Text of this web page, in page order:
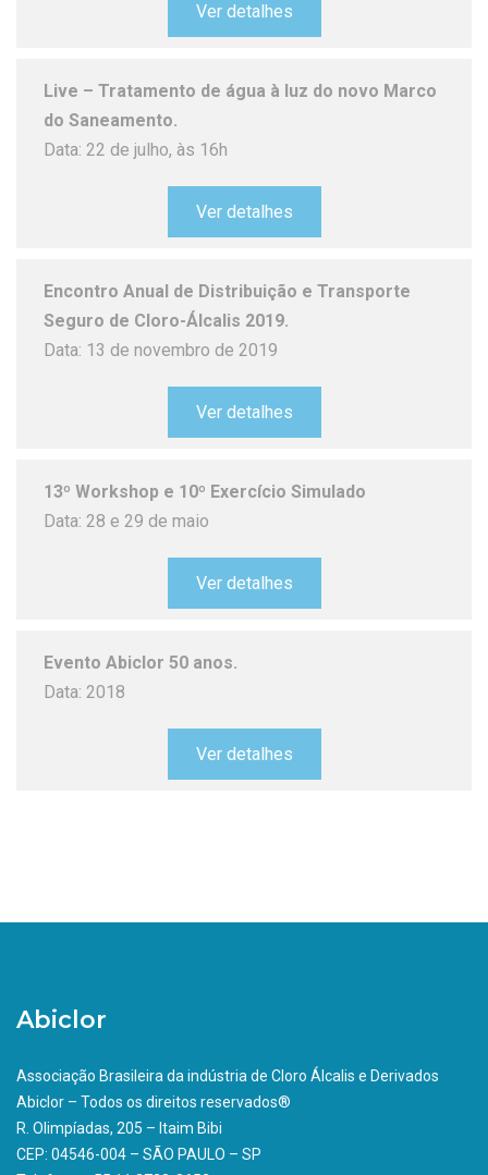
Ver detalhes
Live – Tratamento de água à luz do novo Marco
do Saneamento.
Data: 22 de julho, às 16h
Ver detalhes
Encontro Anual de Distribuição e Transporte
Seguro de Cloro-Álcalis 2019.
Data: 13 de novembro de 2019
Ver detalhes
13º Workshop e 10º Exercício Simulado
Data: 28 e 29 de maio
Ver detalhes
Evento Abiclor 50 anos.
Data: 2018
Ver detalhes
Abiclor
Associação Brasileira da indústria de Cloro Álcalis e Derivados
Abiclor – Todos os direitos reservados®
R. Olimpíadas, 205 – Itaim Bibi
CEP: 04546-004 – SÃO PAULO – SP